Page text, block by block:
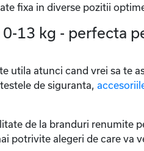
fixa in diverse pozitii
13 kg - perfecta
utila atunci cand vrei sa te
de siguranta,
de la branduri renumite
potrivite alegeri de care va